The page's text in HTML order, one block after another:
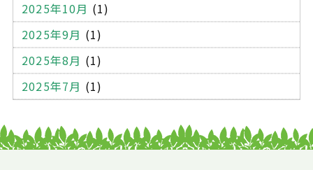
模様替え
引っ越し 学校 電球
中間処理
収集運搬
自己搬入 委託契約 処理業者
大阪
感染性廃棄物
廃棄方法 廃棄物の分類
排出事業者
リサイクル
マテリアルリサイクル
ケミカルリサイクル
サーマルリサイクル
罰則
スプレー缶
自転車 廃棄業者
情報漏洩
2025年10月 (1)
2025年9月 (1)
2025年8月 (1)
2025年7月 (1)